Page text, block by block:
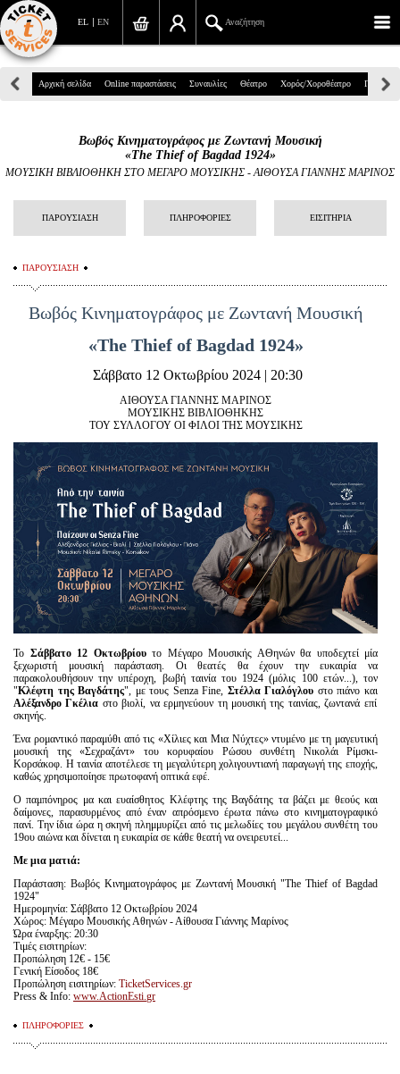
EN
EL Αναζήτηση
Πανεπιστημίου 39, Αθήνα
info@ticketservices.gr
Σύνδεση/Εγγραφή
Είσοδος διαχειριστή
Αρχική σελίδα Online παραστάσεις Συναυλίες Θέατρο Χορός/Χοροθέατρο Παιδικά
Βωβός Κινηματογράφος με Ζωντανή Μουσική
«The Thief of Bagdad 1924»
ΜΟΥΣΙΚΗ ΒΙΒΛΙΟΘΗΚΗ ΣΤΟ ΜΕΓΑΡΟ ΜΟΥΣΙΚΗΣ -ΑΙΘΟΥΣΑ ΓΙΑΝΝΗΣ ΜΑΡΙΝΟΣ
ΠΑΡΟΥΣΙΑΣΗ ΠΛΗΡΟΦΟΡΙΕΣ ΕΙΣΙΤΗΡΙΑ
ΠΑΡΟΥΣΙΑΣΗ
Βωβός Κινηματογράφος με Ζωντανή Μουσική
«The Thief of Bagdad 1924»
Σάββατο 12 Οκτωβρίου 2024 | 20:30
ΑΙΘΟΥΣΑ ΓΙΑΝΝΗΣ ΜΑΡΙΝΟΣ
ΜΟΥΣΙΚΗΣ ΒΙΒΛΙΟΘΗΚΗΣ
ΤΟΥ ΣΥΛΛΟΓΟΥ ΟΙ ΦΙΛΟΙ ΤΗΣ ΜΟΥΣΙΚΗΣ
Το Σάββατο 12 Οκτωβρίου το Μέγαρο Μουσικής ΑΘηνών θα υποδεχτεί μία
ξεχωριστή μουσική παράσταση. Οι θεατές θα έχουν την ευκαιρία να
παρακολουθήσουν την υπέροχη, βωβή ταινία του 1924 (μόλις 100 ετών...), τον
"Κλέφτη της Βαγδάτης", με τους Senza Fine, Στέλλα Γιαλόγλου στο πιάνο και
Αλέξανδρο Γκέλια στο βιολί, να ερμηνεύουν τη μουσική της ταινίας, ζωντανά επί
σκηνής.
Ένα ρομαντικό παραμύθι από τις «Χίλιες και Μια Νύχτες» ντυμένο με τη μαγευτική
μουσική της «Σεχραζάντ» του κορυφαίου Ρώσου συνθέτη Νικολάι Ρίμσκι-
Κορσάκοφ. Η ταινία αποτέλεσε τη μεγαλύτερη χολιγουντιανή παραγωγή της εποχής,
καθώς χρησιμοποίησε πρωτοφανή οπτικά εφέ.
Ο παμπόνηρος μα και ευαίσθητος Κλέφτης της Βαγδάτης τα βάζει με θεούς και
δαίμονες, παρασυρμένος από έναν απρόσμενο έρωτα πάνω στο κινηματογραφικό
πανί. Την ίδια ώρα η σκηνή πλημμυρίζει από τις μελωδίες του μεγάλου συνθέτη του
19ου αιώνα και δίνεται η ευκαιρία σε κάθε θεατή να ονειρευτεί...
Με μια ματιά:
Παράσταση: Βωβός Κινηματογράφος με Ζωντανή Μουσική "The Thief of Bagdad
1924"
Ημερομηνία: Σάββατο 12 Οκτωβρίου 2024
Χώρος: Μέγαρο Μουσικής Αθηνών - Αίθουσα Γιάννης Μαρίνος
Ώρα έναρξης: 20:30
Τιμές εισιτηρίων:
Προπώληση 12€ - 15€
Γενική Είσοδος 18€
Προπώληση εισιτηρίων: TicketServices.gr
Press & Info: www. ActionEsti gr
ΠΛΗΡΟΦΟΡΙΕΣ